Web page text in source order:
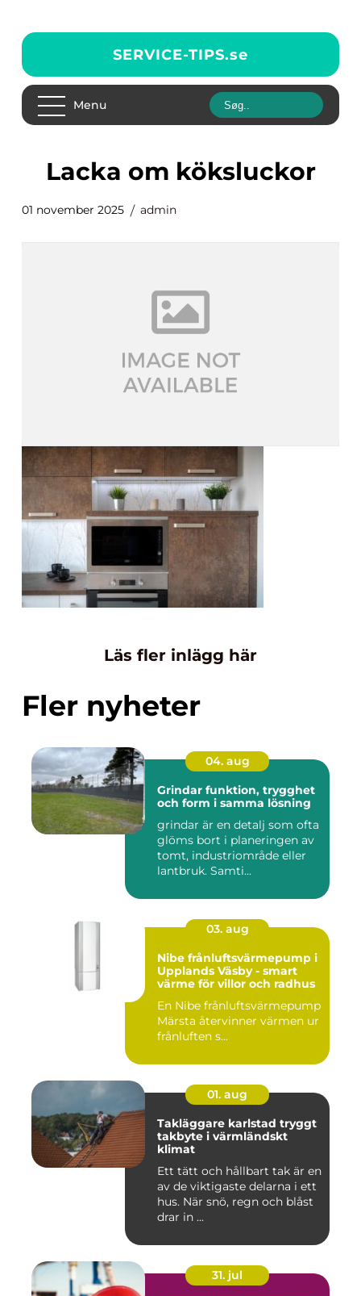
SERVICE-TIPS.se
Menu
lacka om köksluckor
01 november 2025 admin
Läs fler inlägg här
Fler nyheter
04. aug
Grindar funktion, trygghet
och form i samma lösning
grindar är en detalj som ofta
glöms bort i planeringen av
tomt, industriområde eller
lantbruk. Samti...
03. aug
Nibe frånluftsvärmepump i
Upplands Väsby - smart
värme för villor och radhus
En Nibe frånluftsvärmepump
Märsta återvinner värmen ur
frånluften s...
01. aug
Takläggare karlstad tryggt
takbyte i värmländskt
klimat
Ett tätt och hållbart tak är en
av de viktigaste delarna i ett
hus. När snö, regn och blåst
drar in ...
31. jul